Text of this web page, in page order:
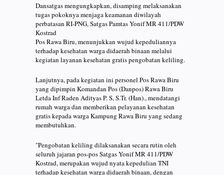
Dansatgas mengungkapkan, disamping melaksanakan
tugas pokoknya menjaga keamanan diwilayah
perbatasan RI-PNG, Satgas Pamtas Yonif MR 411/PDW
Kostrad
Pos Rawa Biru, menunjukkan wujud kepeduliannya
terhadap kesehatan warga didaerah binaan melalui
kegiatan layanan kesehatan gratis pengobatan keliling.
Lanjutnya, pada kegiatan ini personel Pos Rawa Biru
yang dipimpin Komandan Pos (Danpos) Rawa Biru
Letda Inf Raden Adityas P. S, S.Tr. (Han)., mendatangi
rumah warga dan memberikan pelayanan kesehatan
gratis kepada warga Kampung Rawa Biru yang sedang
membutuhkan.
"Pengobatan keliling dilaksanakan secara rutin oleh
seluruh jajaran pos-pos Satgas Yonif MR 411/PDW
Kostrad, merupakan wujud nyata kepedulian TNI
terhadap kesehatan warga didaerah binaan, dengan